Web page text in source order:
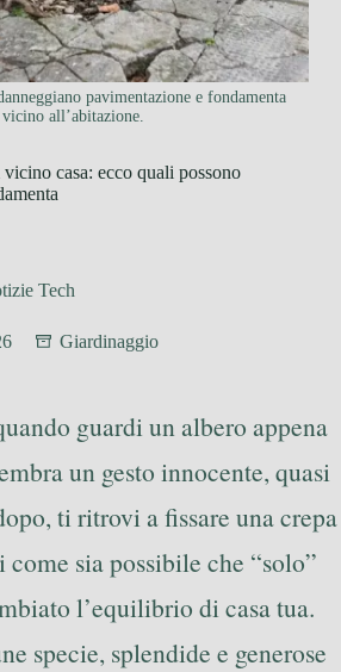
pavimentazione e fondamenta
vicino all’abitazione.
casa: ecco quali possono
Tech
Giardinaggio
guardi un albero appena
un gesto innocente, quasi
ti ritrovi a fissare una crepa
sia possibile che “solo”
l’equilibrio di casa tua.
specie, splendide e generose